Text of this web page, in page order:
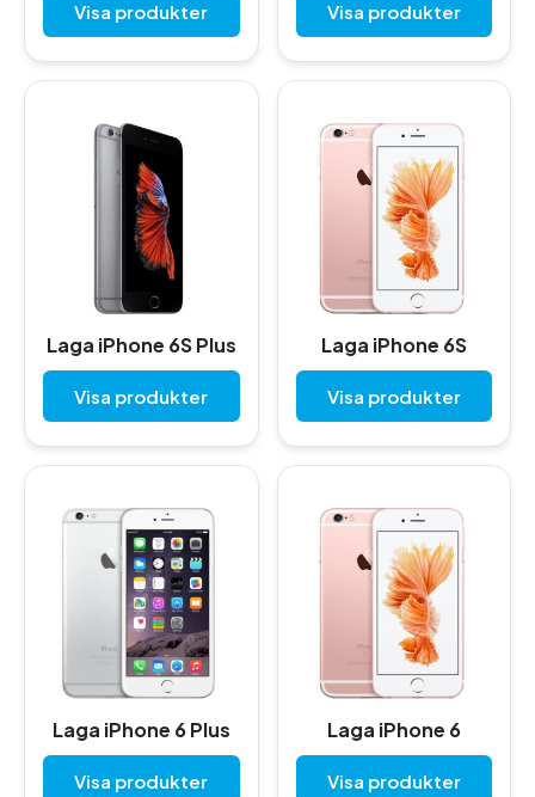
Visa produkter Visa produkter
Laga iPhone 6S Plus
Visa produkter
Laga iPhone 6S
Visa produkter
Laga iPhone 6 Plus
Visa produkter
Laga iPhone 6
Visa produkter